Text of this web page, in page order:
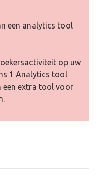
een analytics tool
op uw
1 Analytics tool
een extra tool voor